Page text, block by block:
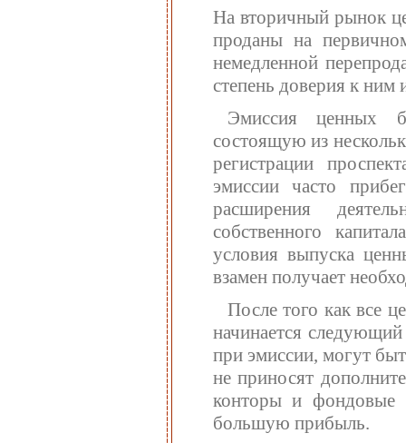
На вторичный рынок
проданы на
немедленной
степень доверия к ним
Эмиссия ценных
состоящую из
регистрации
эмиссии часто
расширения
собственного
условия выпуска
взамен получает
После того как все
начинается
при эмиссии, могут
не приносят
конторы и фондовые
большую прибыль.